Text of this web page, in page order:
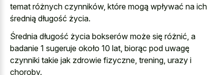
temat różnych czynników, które mogą wpływać na ich
średnią długość życia.
Średnia długość życia bokserów może się różnić, a
badanie 1 sugeruje około 10 lat, biorąc pod uwagę
czynniki takie jak zdrowie fizyczne, trening, urazy i
choroby.